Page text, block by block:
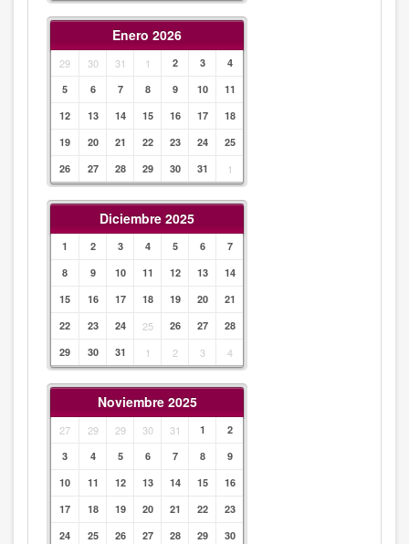
Enero 2026
29 30 31 1 2 3
4
5
6 7 8 9 10
11
12
13 14 15 16 17
18
19
20 21 22 23 24
25
26
27 28 29 30 31 1
Diciembre 2025
1 2 3 4 5 6
7
8
9 10 11 12 13
14
15
16 17 18 19 20
21
22
23 24 25 26 27
28
29
30 31 1 2 3 4
Noviembre 2025
27 29 29 30 31 1
2
3
4 5 6 7 8
9
10
11 12 13 14 15
16
17
18 19 20 21 22
23
24
25 26 27 28 29 30